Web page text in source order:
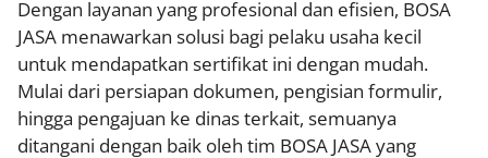
Dengan layanan yang profesional dan efisien, BOSA
JASA menawarkan solusi bagi pelaku usaha kecil
untuk mendapatkan sertifikat ini dengan mudah.
Mulai dari persiapan dokumen, pengisian formulir,
hingga pengajuan ke dinas terkait, semuanya
ditangani dengan baik oleh tim BOSA JASA yang